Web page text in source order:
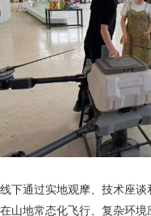
线下通过实地观摩、技术座
在山地常态化飞行、复杂环